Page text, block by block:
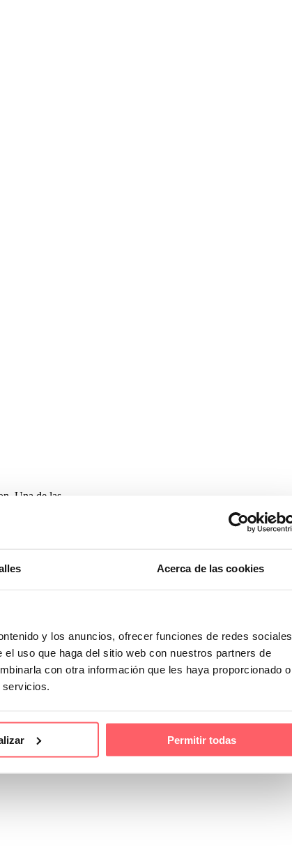
Acerca de las cookies
y los anuncios, ofrecer funciones de redes sociales
uso que haga del sitio web con nuestros partners de
con otra información que les haya proporcionado o
servicios.
Permitir todas
Una de las…
para tu hogar
en…